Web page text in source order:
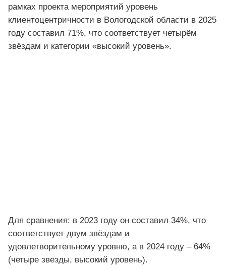
рамках проекта мероприятий уровень
клиентоцентричности в Вологодской области в 2025
году составил 71%, что соответствует четырём
звёздам и категории «высокий уровень».
Для сравнения: в 2023 году он составил 34%, что
соответствует двум звёздам и
удовлетворительному уровню, а в 2024 году – 64%
(четыре звезды, высокий уровень).